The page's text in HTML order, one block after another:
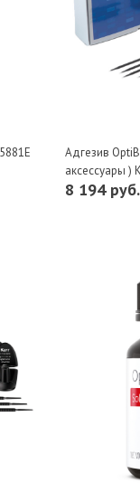
Адгезив
аксессуары )
8 194 руб.